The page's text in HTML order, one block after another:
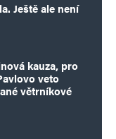
Ještě ale není
kauza, pro
veto
větrníkové